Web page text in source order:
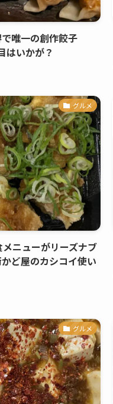
唯一の創作餃子
はいかが？
グルメ
メニューがリーズナブ
ど屋のカシコイ使い
グルメ